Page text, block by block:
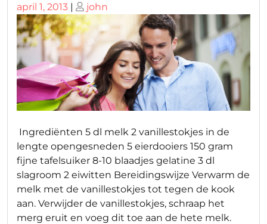
Geplaatst
op
april 1, 2013 | Geplaatst
op
john
Ingrediënten 5 dl melk 2 vanillestokjes in de
lengte opengesneden 5 eierdooiers 150 gram
fijne tafelsuiker 8-10 blaadjes gelatine 3 dl
slagroom 2 eiwitten Bereidingswijze Verwarm de
melk met de vanillestokjes tot tegen de kook
aan. Verwijder de vanillestokjes, schraap het
merg eruit en voeg dit toe aan de hete melk.